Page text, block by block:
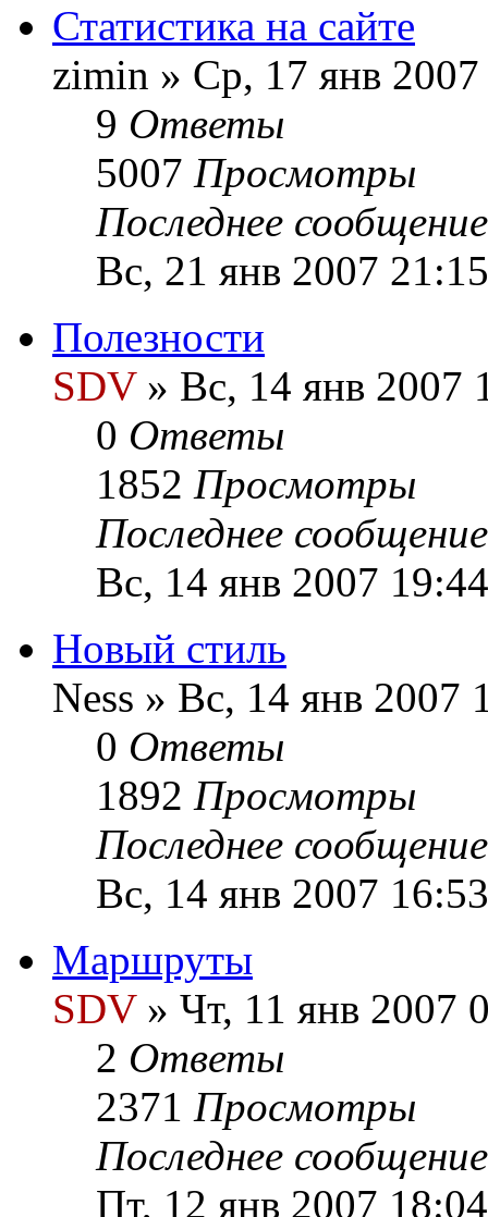
Статистика на сайте
zimin » Ср, 17 янв
9 Ответы
5007 Просмотры
Последнее
Вс, 21 янв 2007 21:15
Полезности
SDV» Вс, 14 янв 2007
0 Ответы
1852 Просмотры
Последнее
Вс, 14 янв 2007 19:44
Новый стиль
Ness » Вс, 14 янв 2007
0 Ответы
1892 Просмотры
Последнее
Вс, 14 янв 2007 16:53
Маршруты
SDV» Чт, 11 янв 2007
2 Ответы
2371 Просмотры
Последнее
Пт, 12 янв 2007 18:04